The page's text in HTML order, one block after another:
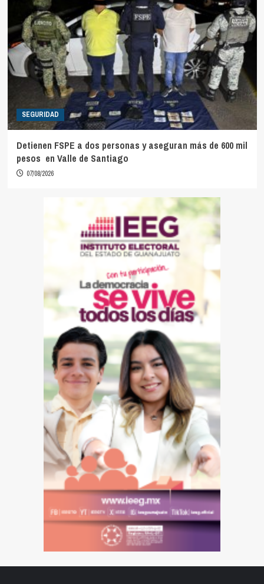
SEGURIDAD
Detienen FSPE a dos personas y aseguran más de 600 mil
pesos en Valle de Santiago
07/08/2026